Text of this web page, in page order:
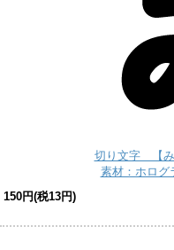
切り文字 【み
素材：ホログ
150円(税13円)